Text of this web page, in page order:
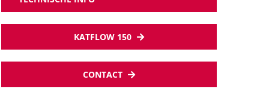
KATFLOW 150
CONTACT